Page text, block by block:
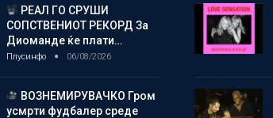
РЕАЛ ГО СРУШИ
СОПСТВЕНИОТ РЕКОРД За
Диоманде ќе плати…
Плусинфо 06/08/2026
ВОЗНЕМИРУВАЧКО Гром
усмрти фудбалер среде